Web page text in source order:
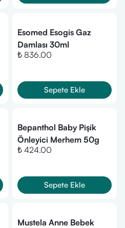
Esomed Esogis Gaz
Damlası 30ml
₺ 836.00
Sepete Ekle
Bepanthol Baby Pişik
Önleyici Merhem 50g
₺ 424.00
Sepete Ekle
Mustela Anne Bebek